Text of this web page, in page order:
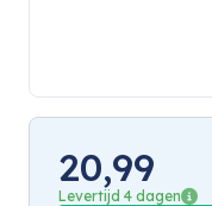
20,99
Levertijd 4 dagen